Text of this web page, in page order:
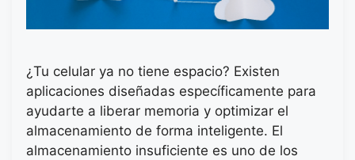
¿Tu celular ya no tiene espacio? Existen
aplicaciones diseñadas específicamente para
ayudarte a liberar memoria y optimizar el
almacenamiento de forma inteligente. El
almacenamiento insuficiente es uno de los